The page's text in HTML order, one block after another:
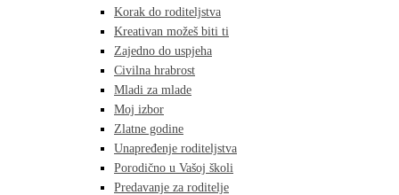
Korak do roditeljstva
Kreativan možeš biti ti
Zajedno do uspjeha
Civilna hrabrost
Mladi za mlade
Moj izbor
Zlatne godine
Unapređenje roditeljstva
Porodično u Vašoj školi
Predavanje za roditelje